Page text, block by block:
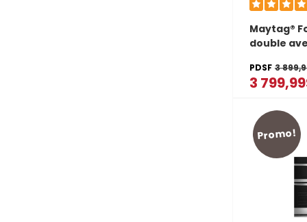
Maytag®
double
pi cu
PDSF 3
3
Promo!